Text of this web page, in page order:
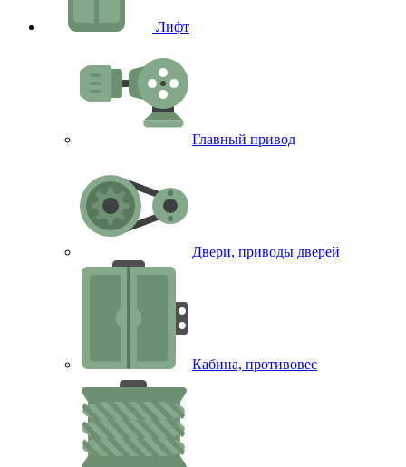
Лифт
Главный привод
Двери, приводы дверей
Кабина, противовес